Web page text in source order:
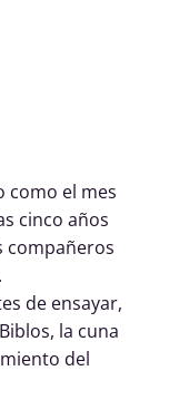
como el mes
cinco años
compañeros
de ensayar,
la cuna
del